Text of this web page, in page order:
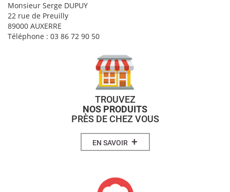
Monsieur Serge DUPUY
22 rue de Preuilly
89000 AUXERRE
Téléphone : 03 86 72 90 50
TROUVEZ
NOS PRODUITS
PRÈS DE CHEZ VOUS
EN SAVOIR +